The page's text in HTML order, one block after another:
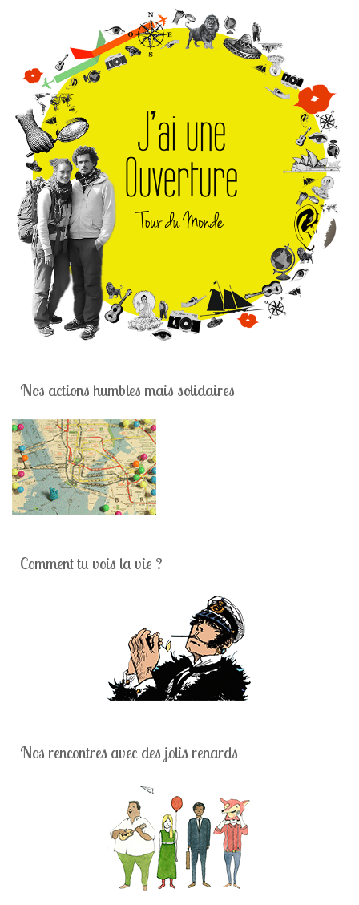
Nos actions humbles mais solidaires
Comment tu vois la vie ?
Nos rencontres avec des jolis renards